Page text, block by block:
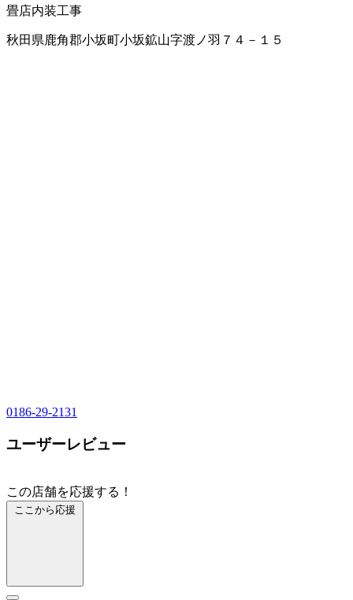
畳店内装工事
秋田県鹿角郡小坂町小坂鉱山字渡ノ羽７４－１５
0186-29-2131
ユーザーレビュー
この店舗を応援する！
ここから応援